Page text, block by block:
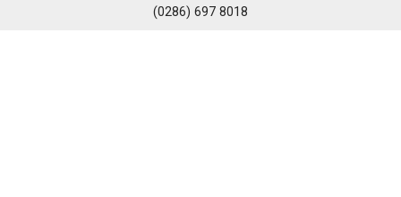
(0286) 697 8018